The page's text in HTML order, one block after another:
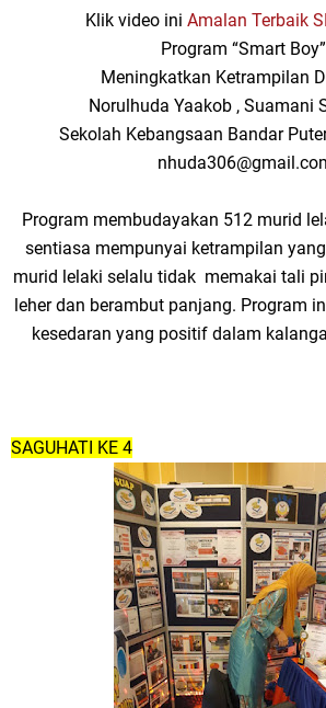
Klik video ini Amalan Terbaik
Program “Smart Boy”
Meningkatkan Ketrampilan
Norulhuda Yaakob , Suamani
Sekolah Kebangsaan Bandar
Program membudayakan 512 murid
sentiasa mempunyai ketrampilan
murid lelaki selalu tidak memakai tali
leher dan berambut panjang. Program
kesedaran yang positif dalam
SAGUHATI KE 4